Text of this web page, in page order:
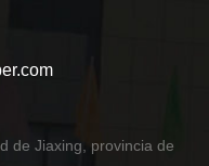
de Jiaxing, provincia de